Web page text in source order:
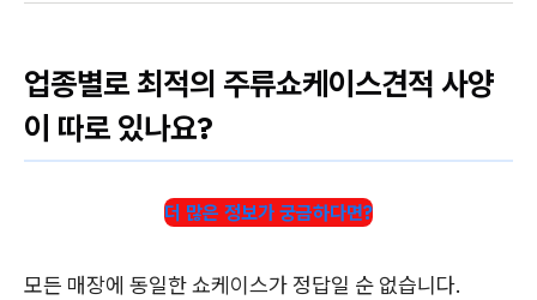
업종별로 최적의 주류쇼케이스견적 사양
이 따로 있나요?
더 많은 정보가 궁금하다면?
모든 매장에 동일한 쇼케이스가 정답일 순 없습니다.